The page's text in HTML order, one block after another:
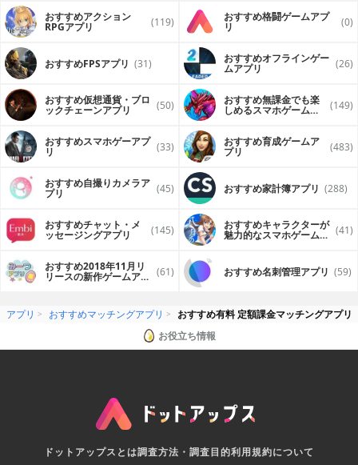
おすすめアクション
RPGアプリ (119) おすすめ格闘ゲームアプ
リ (0)
おすすめFPSアプリ (31) おすすめオフラインゲー
ムアプリ (26)
おすすめ仮想通貨・ブロ
ックチェーンアプリ (50) おすすめ無課金でも楽
しめるスマホゲームア (149)
おすすめスマホゲーアプ
リ (33) おすすめ育成ゲームア
プリ (483)
おすすめ自撮りカメラア
プリ (45) おすすめ家計簿アプリ (288)
おすすめチャット・メ
ッセージングアプリ (145) おすすめキャラクターが
魅力的なスマホゲームア (41)
おすすめ2018年11月リ
リースの新作ゲームアプ (61) おすすめ名刺管理アプリ (59)
アプリ おすすめマッチングアプリ
おすすめ有料 定額課金マッチングアプリ
お役立ち情報
ドットアップスとは調査方法・調査目的利用規約について